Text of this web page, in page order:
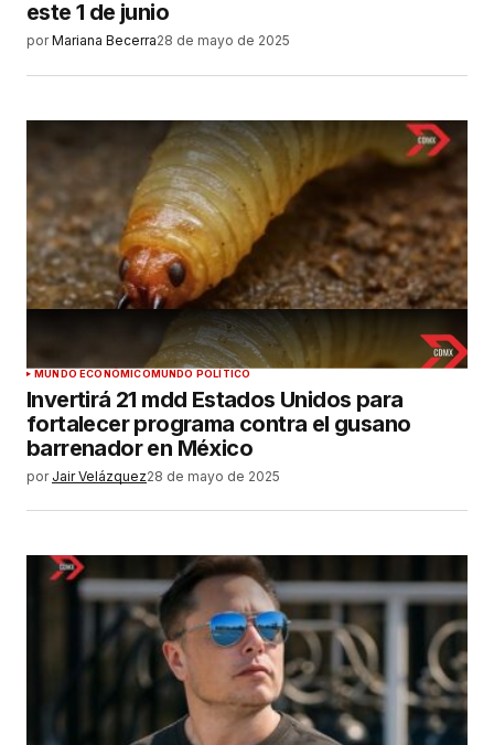
este 1 de junio
por Mariana Becerra28 de mayo de 2025
MUNDO ECONÓMICOMUNDO POLÍTICO
Invertirá 21 mdd Estados Unidos para
fortalecer programa contra el gusano
barrenador en México
por Jair Velázquez28 de mayo de 2025